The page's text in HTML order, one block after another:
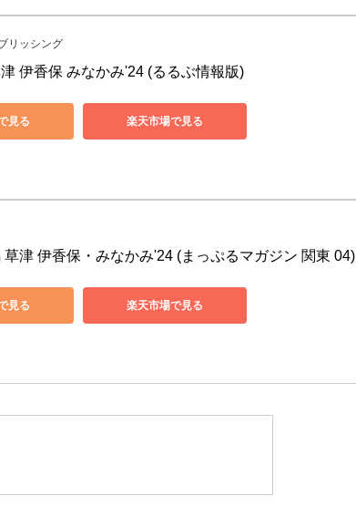
リッシング
伊香保 みなかみ'24 (るるぶ情報版)
見る 楽天市場で見る
草津 伊香保・みなかみ'24 (まっぷるマガジン 関東 04)
見る 楽天市場で見る